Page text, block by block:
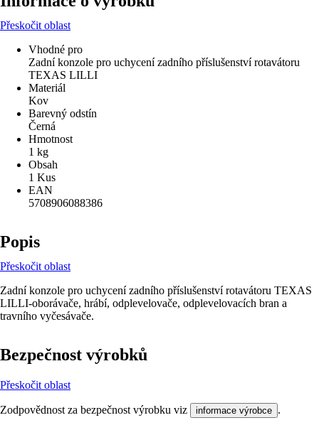
Přeskočit oblast
Vhodné pro
Zadní konzole pro uchycení zadního příslušenství rotavátoru
TEXAS LILLI
Materiál
Kov
Barevný odstín
Černá
Hmotnost
1 kg
Obsah
1 Kus
EAN
5708906088386
Popis
Přeskočit oblast
Zadní konzole pro uchycení zadního příslušenství rotavátoru TEXAS
LILLI-oborávače, hrábí, odplevelovače, odplevelovacích bran a
travního vyčesávače.
Bezpečnost výrobků
Přeskočit oblast
Zodpovědnost za bezpečnost výrobku viz informace výrobce .